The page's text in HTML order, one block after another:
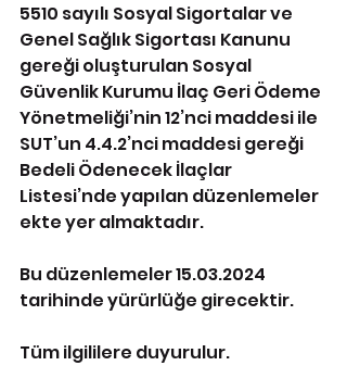
5510 sayılı Sosyal Sigortalar ve
Genel Sağlık Sigortası Kanunu
gereği oluşturulan Sosyal
Güvenlik Kurumu İlaç Geri Ödeme
Yönetmeliği’nin 12’nci maddesi ile
SUT’un 4.4.2’nci maddesi gereği
Bedeli Ödenecek İlaçlar
Listesi’nde yapılan düzenlemeler
ekte yer almaktadır.
Bu düzenlemeler 15.03.2024
tarihinde yürürlüğe girecektir.
Tüm ilgililere duyurulur.